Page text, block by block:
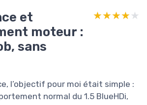
et
moteur :
sans
★★★★★
★★★★★
l’objectif pour moi était simple :
normal du 1.5 BlueHDi,